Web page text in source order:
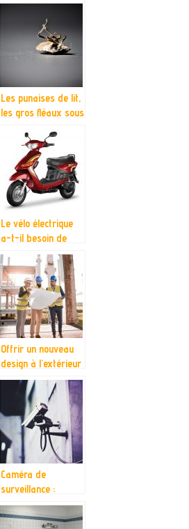
simplifier le
ramassage de
déchets
Les punaises de lit,
les gros fléaux sous
Le vélo électrique
a-t-il besoin de
révision?
Offrir un nouveau
design à l’extérieur
de sa maison
Caméra de
surveillance :
comment ça
fonctionne ?